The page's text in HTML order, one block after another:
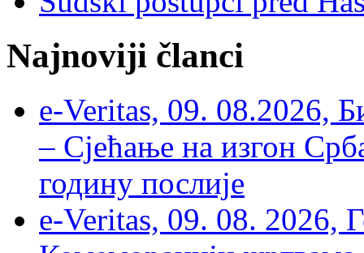
Najnoviji članci
e-Veritas, 09. 08.2026,
– Сјећање на изгон
годину послије
e-Veritas, 09. 08. 2026,